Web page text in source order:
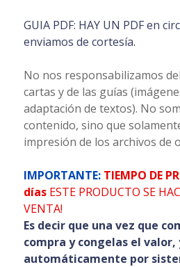
GUIA PDF: HAY UN PDF en
enviamos de cortesía.
No nos responsabilizamos
cartas y de las guías
adaptación de textos). No
contenido, sino que
impresión de los archivos de
IMPORTANTE: TIEMPO DE
días ESTE PRODUCTO SE
VENTA!
Es decir que una vez que
compra y congelas el valor,
automáticamente por